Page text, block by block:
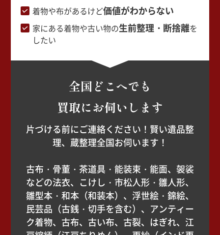
着物や布があるけど価値がわからない
家にある着物や古い物の生前整理・断捨離を
したい
全国どこへでも
買取にお伺いします
片づける前にご連絡ください！賢い遺品整
理、蔵整理全国お伺います！
古布・骨董・茶道具・能装束・能面、袈裟
などの法衣、こけし・市松人形・雛人形、
雛型本・和本（和装本）、浮世絵・錦絵、
民芸品（古銭・切手を含む）、アンティー
ク着物、古布、古い布、古裂、はぎれ、江